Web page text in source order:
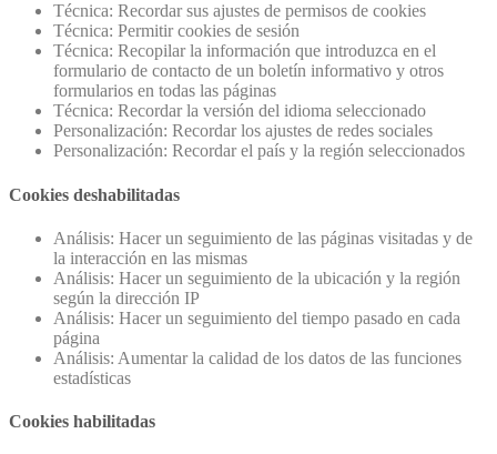
Técnica: Recordar sus ajustes de permisos de cookies
Técnica: Permitir cookies de sesión
Técnica: Recopilar la información que introduzca en el
formulario de contacto de un boletín informativo y otros
formularios en todas las páginas
Técnica: Recordar la versión del idioma seleccionado
Personalización: Recordar los ajustes de redes sociales
Personalización: Recordar el país y la región seleccionados
Cookies deshabilitadas
Análisis: Hacer un seguimiento de las páginas visitadas y de
la interacción en las mismas
Análisis: Hacer un seguimiento de la ubicación y la región
según la dirección IP
Análisis: Hacer un seguimiento del tiempo pasado en cada
página
Análisis: Aumentar la calidad de los datos de las funciones
estadísticas
Cookies habilitadas